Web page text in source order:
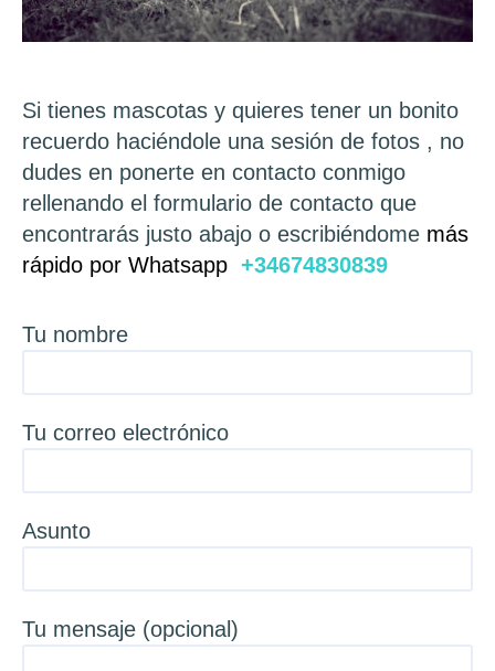
Si tienes mascotas y quieres tener un bonito
recuerdo haciéndole una sesión de fotos , no
dudes en ponerte en contacto conmigo
rellenando el formulario de contacto que
encontrarás justo abajo o escribiéndome más
rápido por Whatsapp +34674830839
Tu nombre
Tu correo electrónico
Asunto
Tu mensaje (opcional)